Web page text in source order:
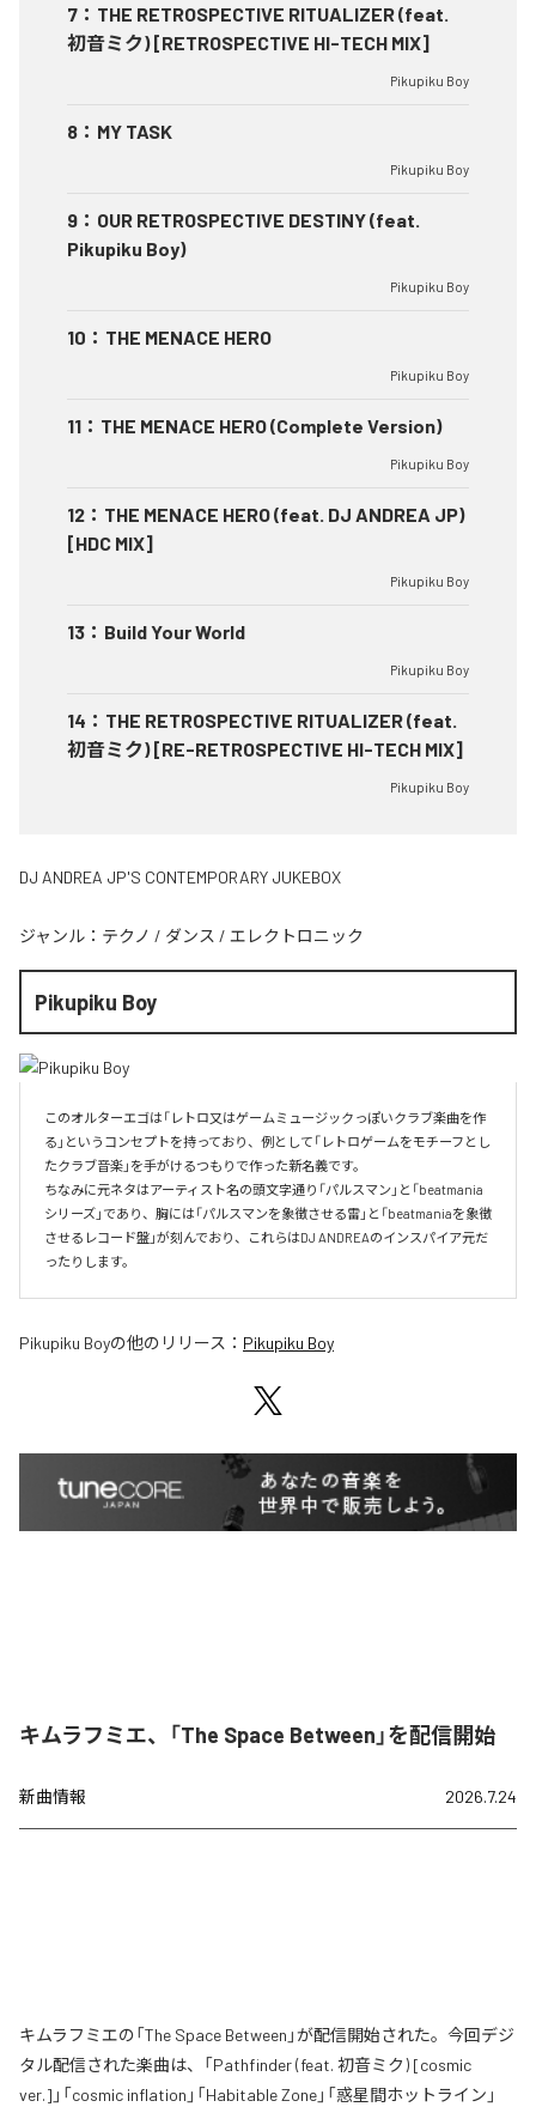
7 ： THE RETROSPECTIVE RITUALIZER (feat.
初音ミク) [RETROSPECTIVE HI-TECH MIX]
Pikupiku Boy
8 ： MY TASK
Pikupiku Boy
9 ： OUR RETROSPECTIVE DESTINY (feat.
Pikupiku Boy)
Pikupiku Boy
10 ： THE MENACE HERO
Pikupiku Boy
11 ： THE MENACE HERO (Complete Version)
Pikupiku Boy
12 ： THE MENACE HERO (feat. DJ ANDREA JP)
[HDC MIX]
Pikupiku Boy
13 ： Build Your World
Pikupiku Boy
14 ： THE RETROSPECTIVE RITUALIZER (feat.
初音ミク) [RE-RETROSPECTIVE HI-TECH MIX]
Pikupiku Boy
DJ ANDREA JP'S CONTEMPORARY JUKEBOX
ジャンル： テクノ / ダンス / エレクトロニック
Pikupiku Boy
このオルターエゴは「レトロ又はゲームミュージックっぽいクラブ楽曲を作
る」というコンセプトを持っており、例として「レトロゲームをモチーフとし
たクラブ音楽」を手がけるつもりで作った新名義です。
ちなみに元ネタはアーティスト名の頭文字通り「パルスマン」と「beatmania
シリーズ」であり、胸には「パルスマンを象徴させる雷」と「beatmaniaを象徴
させるレコード盤」が刻んでおり、これらはDJ ANDREAのインスパイア元だ
ったりします。
Pikupiku Boyの他のリリース： Pikupiku Boy
キムラフミエ、「The Space Between」を配信開始
新曲情報 2026.7.24
キムラフミエの「The Space Between」が配信開始された。今回デジ
タル配信された楽曲は、「Pathfinder (feat. 初音ミク) [cosmic
ver.]」「cosmic inflation」「Habitable Zone」「惑星間ホットライン」